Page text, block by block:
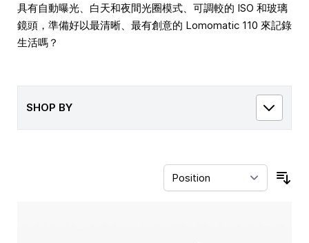
具有自動曝光、白天和夜間光圈模式、可調較的 ISO 和玻璃
鏡頭，準備好以最清晰、最有創意的 Lomomatic 110 來記錄
生活嗎？
SHOP BY